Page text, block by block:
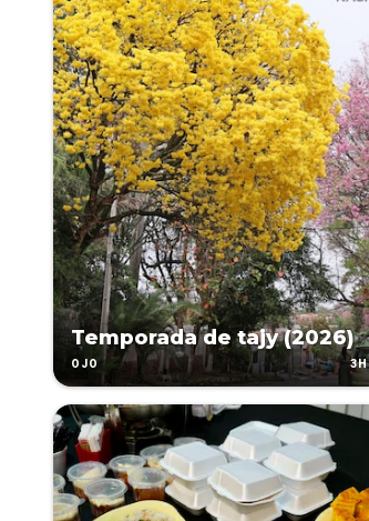
Temporada de tajy (2026)
OJO 3H